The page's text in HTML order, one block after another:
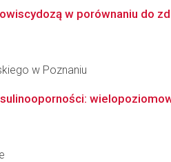
w porównaniu do
w Poznaniu